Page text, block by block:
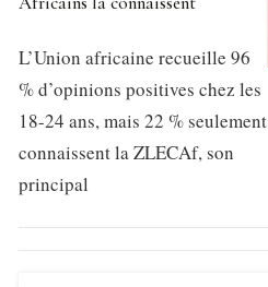
L’Union africaine recueille 96
% d’opinions positives chez les
18-24 ans, mais 22 % seulement
connaissent la ZLECAf, son
principal